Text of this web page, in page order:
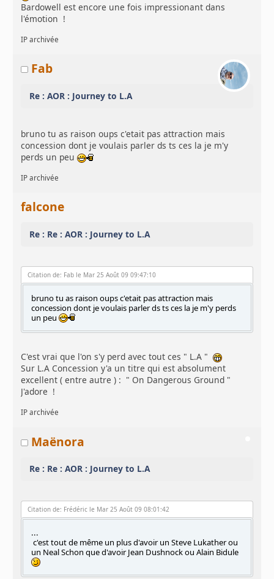
Bardowell est encore une fois impressionant dans
l'émotion !
IP archivée
Fab
Re : AOR : Journey to L.A
bruno tu as raison oups c'etait pas attraction mais
concession dont je voulais parler ds ts ces la je m'y
perds un peu
IP archivée
falcone
Re : Re : AOR : Journey to L.A
Citation de: Fab le Mar 25 Août 09 09:47:10
bruno tu as raison oups c'etait pas attraction mais
concession dont je voulais parler ds ts ces la je m'y perds
un peu
C'est vrai que l'on s'y perd avec tout ces " L.A "
Sur L.A Concession y'a un titre qui est absolument
excellent ( entre autre ) : " On Dangerous Ground "
J'adore !
IP archivée
Maënora
Re : Re : AOR : Journey to L.A
Citation de: Frédéric le Mar 25 Août 09 08:01:42
...
c'est tout de même un plus d'avoir un Steve Lukather ou
un Neal Schon que d'avoir Jean Dushnock ou Alain Bidule